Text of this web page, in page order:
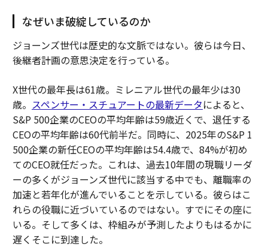
なぜいま破綻しているのか
ジョーンズ世代は歴史的な文脈ではない。彼らは今日、
後継者計画の意思決定を行っている。
X世代の最年長は61歳。ミレニアル世代の最年少は30
歳。 スペンサー・スチュアートの最新データによると、
S&P 500企業のCEOの平均年齢は59歳近くで、退任する
CEOの平均年齢は60代前半だ。同時に、2025年のS&P 1
500企業の新任CEOの平均年齢は54.4歳で、84%が初め
てのCEO就任だった。これは、過去10年間の現職リーダ
ーの多くがジョーンズ世代に該当する中でも、離職率の
加速と若年化が進んでいることを示している。彼らはこ
れらの役職に近づいているのではない。すでにその座に
いる。そして多くは、枠組みが予測したよりもはるかに
遅くそこに到達した。